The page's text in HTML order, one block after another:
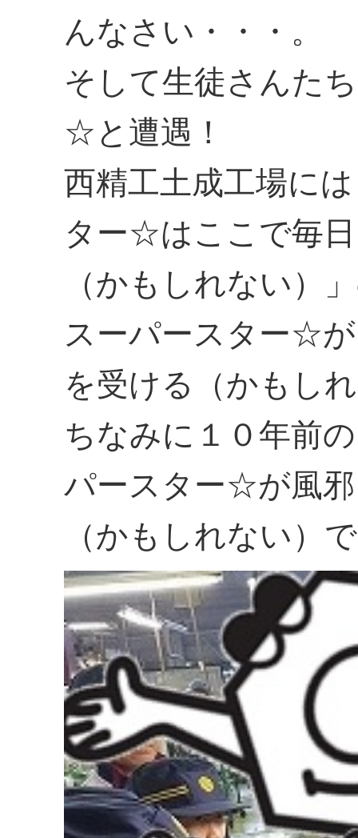
んなさい・・・。
そして生徒さんた
☆と遭遇！
西精工土成工場に
ター☆はここで毎
（かもしれない）
スーパースター☆
を受ける（かもし
ちなみに１０年前
パースター☆が風
（かもしれない）